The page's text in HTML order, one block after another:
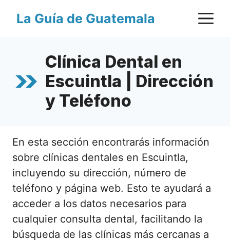
La Guía de Guatemala
Clínica Dental en
Escuintla | Dirección
y Teléfono
En esta sección encontrarás información
sobre clínicas dentales en Escuintla,
incluyendo su dirección, número de
teléfono y página web. Esto te ayudará a
acceder a los datos necesarios para
cualquier consulta dental, facilitando la
búsqueda de las clínicas más cercanas a